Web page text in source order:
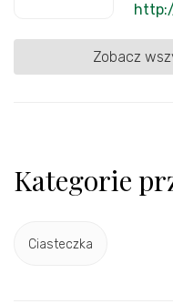
Zobacz
Kategorie
Ciasteczka